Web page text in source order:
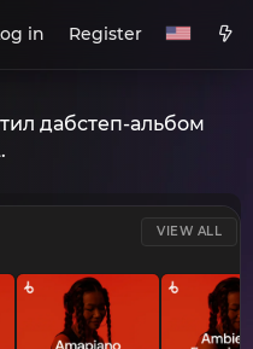
in Register
дабстеп-альбом
VIEW ALL